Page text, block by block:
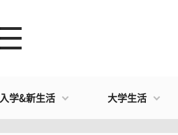
入学&新生活 大学生活